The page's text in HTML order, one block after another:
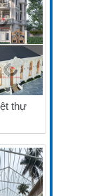
thự